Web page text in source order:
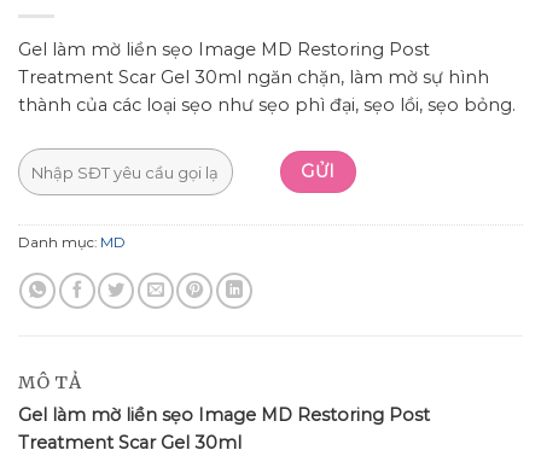
Gel làm mờ liền sẹo Image MD Restoring Post
Treatment Scar Gel 30ml ngăn chặn, làm mờ sự hình
thành của các loại sẹo như sẹo phì đại, sẹo lồi, sẹo bỏng.
Danh mục: MD
MÔ TẢ
Gel làm mờ liền sẹo Image MD Restoring Post
Treatment Scar Gel 30ml